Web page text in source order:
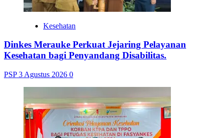
Kesehatan
Dinkes Merauke Perkuat Jejaring Pelayanan
Kesehatan bagi Penyandang Disabilitas.
PSP3 Agustus 2026 0